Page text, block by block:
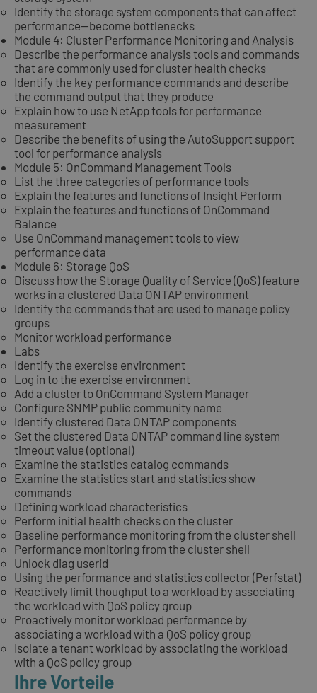
Identify the storage system components that can affect
performance—become bottlenecks
Module 4: Cluster Performance Monitoring and Analysis
Describe the performance analysis tools and commands
that are commonly used for cluster health checks
Identify the key performance commands and describe
the command output that they produce
Explain how to use NetApp tools for performance
measurement
Describe the benefits of using the AutoSupport support
tool for performance analysis
Module 5: OnCommand Management Tools
List the three categories of performance tools
Explain the features and functions of Insight Perform
Explain the features and functions of OnCommand
Balance
Use OnCommand management tools to view
performance data
Module 6: Storage QoS
Discuss how the Storage Quality of Service (QoS) feature
works in a clustered Data ONTAP environment
Identify the commands that are used to manage policy
groups
Monitor workload performance
Labs
Identify the exercise environment
Log in to the exercise environment
Add a cluster to OnCommand System Manager
Configure SNMP public community name
Identify clustered Data ONTAP components
Set the clustered Data ONTAP command line system
timeout value (optional)
Examine the statistics catalog commands
Examine the statistics start and statistics show
commands
Defining workload characteristics
Perform initial health checks on the cluster
Baseline performance monitoring from the cluster shell
Performance monitoring from the cluster shell
Unlock diag userid
Using the performance and statistics collector (Perfstat)
Reactively limit thoughput to a workload by associating
the workload with QoS policy group
Proactively monitor workload performance by
associating a workload with a QoS policy group
Isolate a tenant workload by associating the workload
with a QoS policy group
Ihre Vorteile